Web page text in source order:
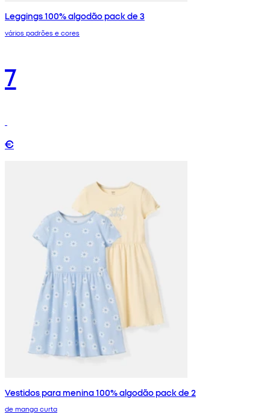
Leggings 100% algodão pack de 3
vários padrões e cores
7
€
Vestidos para menina 100% algodão pack de 2
de manga curta